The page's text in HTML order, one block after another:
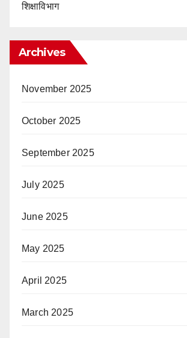
शिक्षाविभाग
Archives
November 2025
October 2025
September 2025
July 2025
June 2025
May 2025
April 2025
March 2025